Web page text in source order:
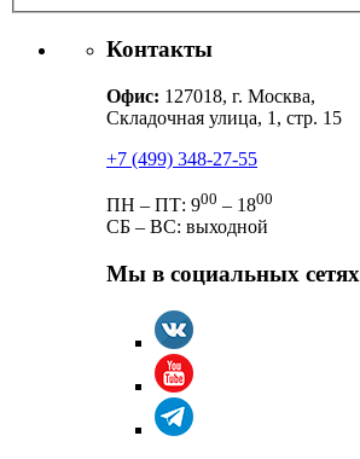
Контакты
Офис: 127018, г. Москва,
Складочная улица, 1, стр. 15
+7 (499) 348-27-55
ПН – ПТ: 900 – 1800
СБ – ВС: выходной
Мы в социальных сетях